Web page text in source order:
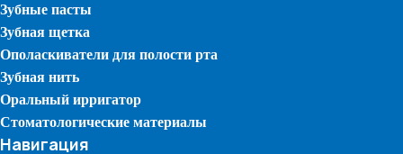
Зубные пасты
Зубная щетка
Ополаскиватели для полости рта
Зубная нить
Оральный ирригатор
Стоматологические материалы
Навигация